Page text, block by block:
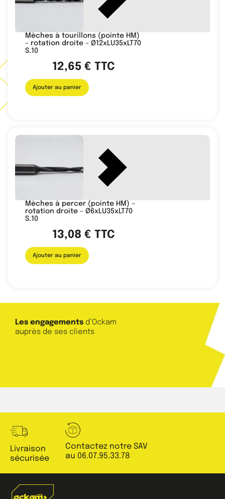
Mèches à tourillons (pointe HM)
– rotation droite – Ø12xLU35xLT70
S.10
12,65 € TTC
Ajouter au panier
Mèches à percer (pointe HM) –
rotation droite – Ø6xLU35xLT70
S.10
13,08 € TTC
Ajouter au panier
Les engagements d’Ockam
auprès de ses clients
Livraison
sécurisée
Contactez notre SAV
au 06.07.95.33.78